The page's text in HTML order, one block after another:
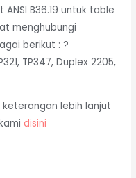
B36.19 untuk table
menghubungi
berikut : ?
TP347, Duplex 2205,
lebih lanjut
disini